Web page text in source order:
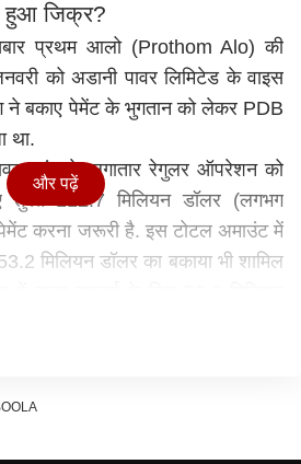
हुआ जिक्र?
प्रथम आलो (Prothom Alo) की
को अडानी पावर लिमिटेड के वाइस
ने बकाए पेमेंट के भुगतान को लेकर PDB
था.
प्लांट के लगातार रेगुलर ऑपरेशन को
तुरंत 112.7 मिलियन डॉलर (लगभग
करना जरूरी है. इस टोटल अमाउंट में
मिलियन डॉलर का बकाया भी शामिल
पर आ गई बात
और पढ़ें